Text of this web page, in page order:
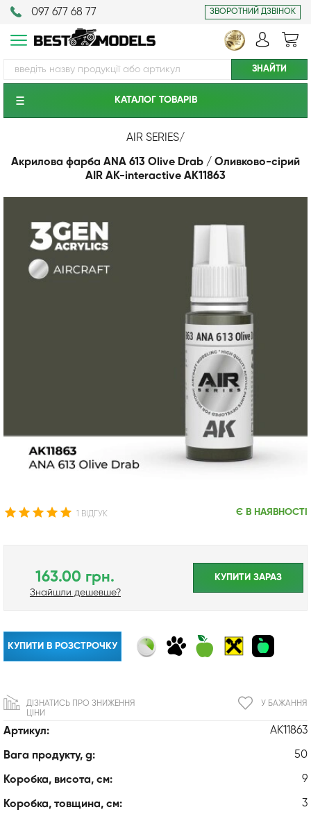
097 677 68 77 ЗВОРОТНИЙ ДЗВІНОК
КАТАЛОГ ТОВАРIВ
AIR SERIES/
Акрилова фарба ANA 613 Olive Drab / Оливково-сірий
AIR АК-interactive AK11863
1 ВІДГУК Є В НАЯВНОСТІ
Артикул: AK11863
Вага продукту, g: 50
Коробка, висота, см: 9
Коробка, товщина, см: 3
163.00 грн.
Знайшли дешевше?
КУПИТИ ЗАРАЗ
КУПИТИ В РОЗСТРОЧКУ
У БАЖАННЯ
ДІЗНАТИСЬ ПРО ЗНИЖЕННЯ
ЦІНИ